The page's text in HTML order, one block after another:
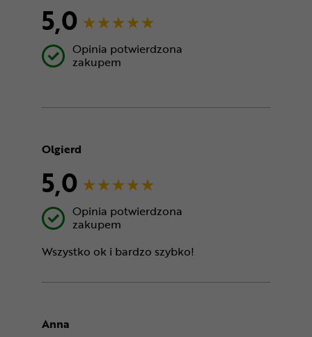
5,0
Opinia potwierdzona
zakupem
Olgierd
5,0
Opinia potwierdzona
zakupem
Wszystko ok i bardzo szybko!
Anna